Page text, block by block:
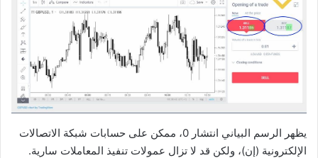
يظهر الرسم البياني انتشار 0، ممكن على حسابات شبكة الاتصالات
الإلكترونية (إن)، ولكن قد لا تزال عمولات تنفيذ المعاملات سارية.